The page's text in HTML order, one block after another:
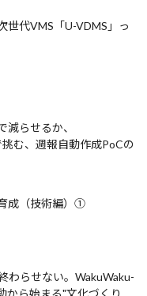
世代VMS「U-VDMS」っ
減らせるか、
む、週報自動作成PoCの
成（技術編）①
わらせない。WakuWaku-
ら始まる"文化づくり